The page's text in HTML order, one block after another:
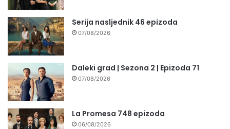
Serija nasljednik 46 epizoda
07/08/2026
Daleki grad | Sezona 2 | Epizoda 71
07/08/2026
La Promesa 748 epizoda
06/08/2026